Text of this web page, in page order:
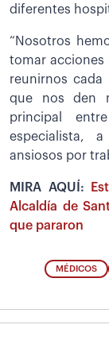
diferentes
“Nosotros
tomar acciones
reunirnos
que nos den
principal
especialista,
ansiosos por
MIRA AQUÍ:
Alcaldía de
que pararon
MÉDICOS